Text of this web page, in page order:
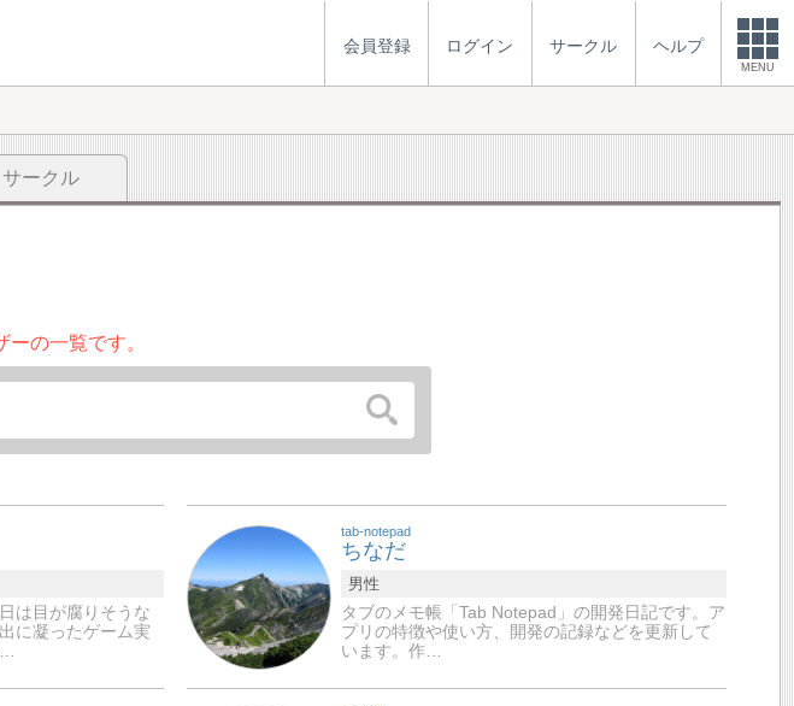
会員登録 ログイン サークル ヘルプ
MENU
サークル
の一覧です。
は目が腐りそうな
に凝ったゲーム実
tab-notepad
ちなだ
男性
タブのメモ帳「Tab Notepad」の開発日記です。ア
プリの特徴や使い方、開発の記録などを更新して
います。作…